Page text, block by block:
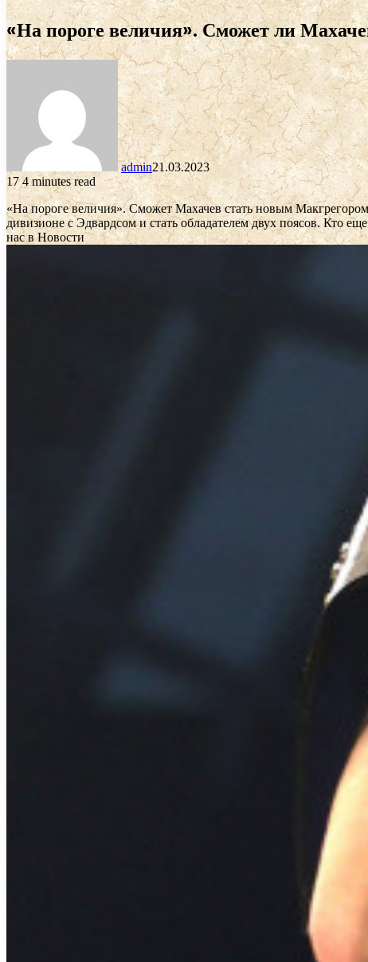
«На пороге величия». Сможет ли
admin21.03.2023
174 minutes read
«На пороге величия». Сможет Махачев стать новым
дивизионе с Эдвардсом и стать обладателем двух поясов. Кто
нас в Новости